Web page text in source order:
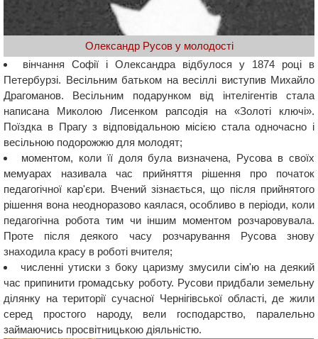
Олександр Русов у молодості
вінчання Софії і Олександра відбулося у 1874 році в
Петербурзі. Весільним батьком на весіллі виступив Михайло
Драгоманов. Весільним подарунком від інтелігентів стала
написана Миколою Лисенком рапсодія на «Золоті ключі».
Поїздка в Прагу з відповідальною місією стала одночасно і
весільною подорожжю для молодят;
моментом, коли її доля була визначена, Русова в своїх
мемуарах називала час прийняття рішення про початок
педагогічної кар'єри. Вчений зізнається, що після прийнятого
рішення вона неодноразово каялася, особливо в періоди, коли
педагогічна робота тим чи іншим моментом розчаровувала.
Проте після деякого часу розчарування Русова знову
знаходила красу в роботі вчителя;
численні утиски з боку царизму змусили сім'ю на деякий
час припинити громадську роботу. Русови придбали земельну
ділянку на території сучасної Чернігівської області, де жили
серед простого народу, вели господарство, паралельно
займаючись просвітницькою діяльністю.